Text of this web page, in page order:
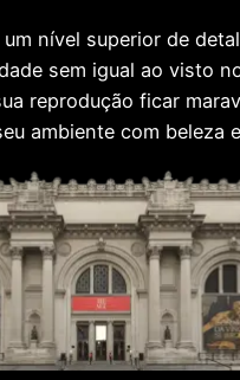
nível superior de
sem igual ao visto
reprodução ficar
ambiente com beleza